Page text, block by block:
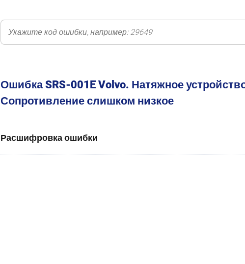
Ошибка SRS-001E Volvo. Натяжное
Сопротивление слишком низкое
Расшифровка ошибки